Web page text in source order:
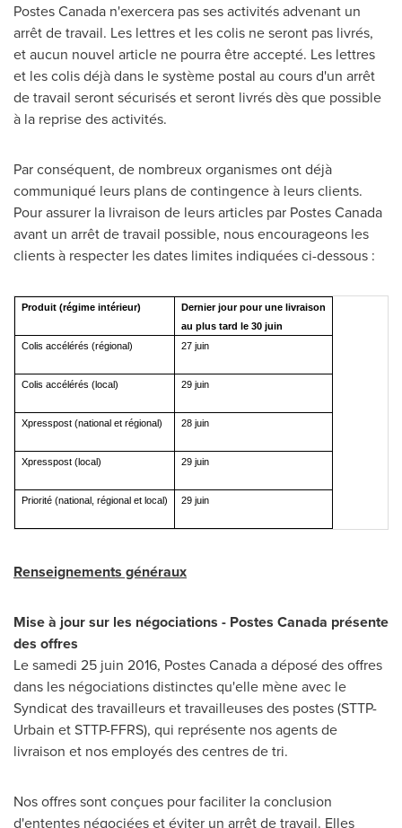
Postes Canada n'exercera pas ses activités advenant un
arrêt de travail. Les lettres et les colis ne seront pas livrés,
et aucun nouvel article ne pourra être accepté. Les lettres
et les colis déjà dans le système postal au cours d'un arrêt
de travail seront sécurisés et seront livrés dès que possible
à la reprise des activités.
Par conséquent, de nombreux organismes ont déjà
communiqué leurs plans de contingence à leurs clients.
Pour assurer la livraison de leurs articles par Postes Canada
avant un arrêt de travail possible, nous encourageons les
clients à respecter les dates limites indiquées ci-dessous :
Produit (régime intérieur)
Dernier jour pour une livraison
au plus tard le 30 juin
Colis accélérés (régional)
27 juin
Colis accélérés (local) 29 juin
Xpresspost (national et régional) 28 juin
Xpresspost (local) 29 juin
Priorité (national, régional et local) 29 juin
Renseignements généraux
Mise à jour sur les négociations - Postes Canada présente
des offres
Le samedi 25 juin 2016, Postes Canada a déposé des offres
dans les négociations distinctes qu'elle mène avec le
Syndicat des travailleurs et travailleuses des postes (STTP-
Urbain et STTP-FFRS), qui représente nos agents de
livraison et nos employés des centres de tri.
Nos offres sont conçues pour faciliter la conclusion
d'ententes négociées et éviter un arrêt de travail. Elles